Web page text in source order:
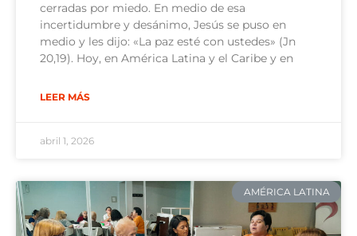
cerradas por miedo. En medio de esa
incertidumbre y desánimo, Jesús se puso en
medio y les dijo: «La paz esté con ustedes» (Jn
20,19). Hoy, en América Latina y el Caribe y en
LEER MÁS
abril 1, 2026
AMÉRICA LATINA